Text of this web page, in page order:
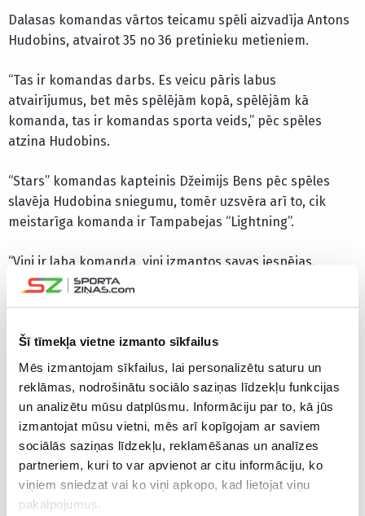
Šī tīmekļa vietne izmanto sīkfailus
Mēs izmantojam sīkfailus, lai personalizētu saturu un
reklāmas, nodrošinātu sociālo saziņas līdzekļu funkcijas
un analizētu mūsu datplūsmu. Informāciju par to, kā jūs
izmantojat mūsu vietni, mēs arī kopīgojam ar saviem
sociālās saziņas līdzekļu, reklamēšanas un analīzes
partneriem, kuri to var apvienot ar citu informāciju, ko
viņiem sniedzat vai ko viņi apkopo, kad lietojat viņu
pakalpojumus.
Dalasas komandas vārtos teicamu spēli aizvadīja Antons
Hudobins, atvairot 35 no 36 pretinieku metieniem.
“Tas ir komandas darbs. Es veicu pāris labus
atvairījumus, bet mēs spēlējām kopā, spēlējām kā
komanda, tas ir komandas sporta veids,” pēc spēles
atzina Hudobins.
“Stars” komandas kapteinis Džeimijs Bens pēc spēles
slavēja Hudobina sniegumu, tomēr uzsvēra arī to, cik
meistarīga komanda ir Tampabejas “Lightning”.
“Viņi ir laba komanda, viņi izmantos savas iespējas.
Hudobins trešajā periodā izdarīja daudz lielisku